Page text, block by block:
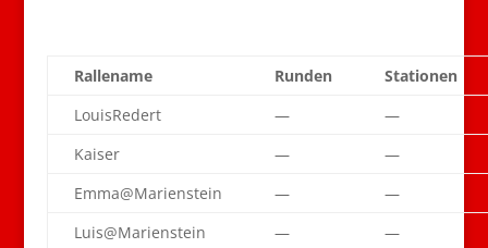
Rallename Runden
Stationen
LouisRedert
—
—
Kaiser
—
—
Emma@Marienstein
—
—
Luis@Marienstein
—
—